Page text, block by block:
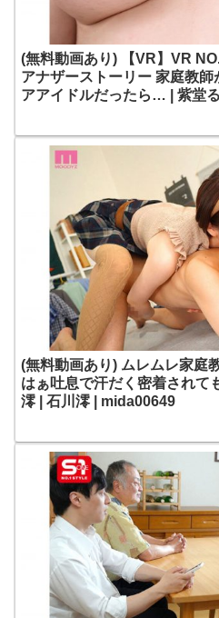
(無料動画あり) 【VR】VR
アナザーストーリー 家庭教
アアイドルだったら… | 紫堂
(無料動画あり) ムレムレ家庭
はぁ吐息で汗だく密着されて
澪 | 石川澪 | mida00649